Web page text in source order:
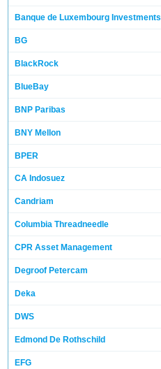
Banque de Luxembourg Investments
BG
BlackRock
BlueBay
BNP Paribas
BNY Mellon
BPER
CA Indosuez
Candriam
Columbia Threadneedle
CPR Asset Management
Degroof Petercam
Deka
DWS
Edmond De Rothschild
EFG